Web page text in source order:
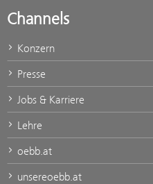
Channels
Konzern
Presse
Jobs & Karriere
Lehre
oebb.at
unsereoebb.at